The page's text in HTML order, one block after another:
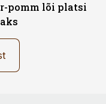
pomm lõi platsi